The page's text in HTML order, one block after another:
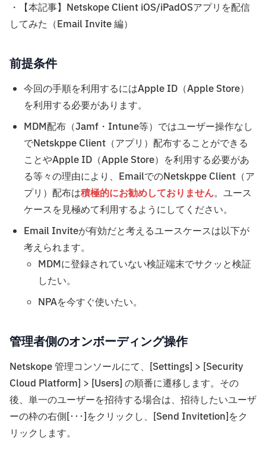
・【本記事】Netskope Client iOS/iPadOSアプリを配信
してみた（Email Invite 編）
前提条件
今回の手順を利用するにはApple ID（Apple Store）
を利用する必要があります。
MDM配布（Jamf・Intune等）ではユーザー操作なし
でNetskppe Client（アプリ）配布することができる
ことやApple ID（Apple Store）を利用する必要があ
る等々の理由により、EmailでのNetskppe Client（ア
プリ）配布は積極的にお勧めしておりません。ユース
ケースを見極めて利用するようにしてください。
Email Inviteが有効だと考えるユースケースは以下が
考えられます。
MDMに登録されていない検証端末でサクッと検証
したい。
NPAを今すぐ使いたい。
管理者側のオンボーディング操作
Netskope 管理コンソールにて、[Settings] > [Security
Cloud Platform] > [Users] の順番に遷移します。その
後、単一のユーザーを招待する場合は、招待したいユーザ
ーの枠の右側[･･･]をクリックし、[Send Invitetion]をク
リックします。